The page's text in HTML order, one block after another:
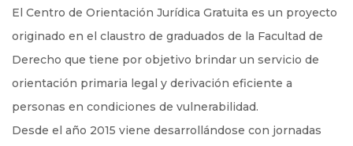
El Centro de Orientación Jurídica Gratuita es un proyecto
originado en el claustro de graduados de la Facultad de
Derecho que tiene por objetivo brindar un servicio de
orientación primaria legal y derivación eficiente a
personas en condiciones de vulnerabilidad.
Desde el año 2015 viene desarrollándose con jornadas